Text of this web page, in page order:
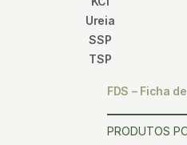
Ureia
SSP
TSP
FDS – Ficha
PRODUTOS